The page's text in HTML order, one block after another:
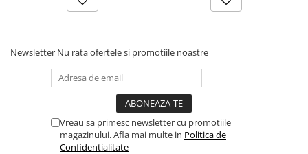
Cartuse cerneala
Imprimante de format mare
Imprimante Foto
Imprimante Inkjet
Newsletter Nu rata ofertele si promotiile noastre
Vreau sa primesc newsletter cu promotiile
magazinului. Afla mai multe in Politica de
Confidentialitate